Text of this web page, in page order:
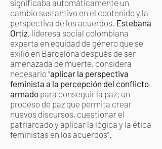
significaba automáticamente un
cambio sustantivo en el contenido y la
perspectiva de los acuerdos. Estebana
Ortiz, lideresa social colombiana
experta en equidad de género que se
exilió en Barcelona después de ser
amenazada de muerte, considera
necesario “aplicar la perspectiva
feminista a la percepción del conflicto
armado para conseguir la paz; un
proceso de paz que permita crear
nuevos discursos, cuestionar el
patriarcado y aplicar la lógica y la ética
feministas en los acuerdos”.